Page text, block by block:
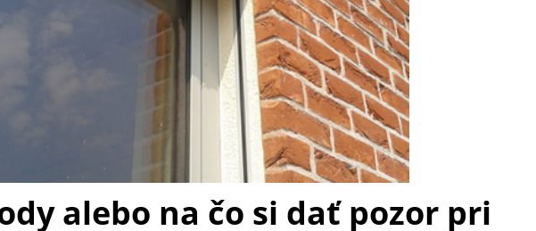
alebo na čo si dať pozor pri